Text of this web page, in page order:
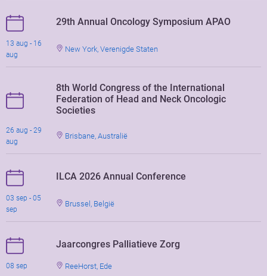
29th Annual Oncology Symposium APAO
13 aug - 16
aug
New York, Verenigde Staten
8th World Congress of the International
Federation of Head and Neck Oncologic
Societies
26 aug - 29
aug
Brisbane, Australië
ILCA 2026 Annual Conference
03 sep - 05
sep
Brussel, België
Jaarcongres Palliatieve Zorg
08 sep ReeHorst, Ede